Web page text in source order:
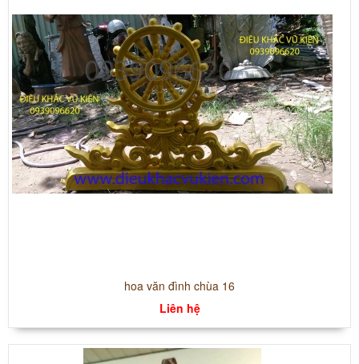
hoa văn đình chùa 16
Liên hệ